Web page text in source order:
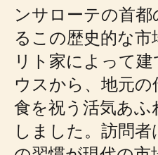
ンサローテの首
るこの歴史的な
リト家によって
ウスから、地元
食を祝う活気あ
しました。訪問